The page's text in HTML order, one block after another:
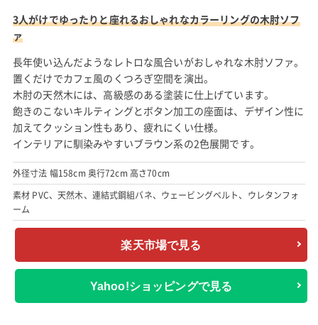
3人がけでゆったりと座れるおしゃれなカラーリングの木肘ソフ
ァ
長年使い込んだようなレトロな風合いがおしゃれな木肘ソファ。
置くだけでカフェ風のくつろぎ空間を演出。
木肘の天然木には、高級感のある塗装に仕上げています。
飽きのこないキルティングとボタン加工の座面は、デザイン性に
加えてクッション性もあり、疲れにくい仕様。
インテリアに馴染みやすいブラウン系の2色展開です。
外径寸法 幅158cm 奥行72cm 高さ70cm
素材 PVC、天然木、連結式鋼組バネ、ウェービングベルト、ウレタンフォ
ーム
楽天市場で見る
Yahoo!ショッピングで見る